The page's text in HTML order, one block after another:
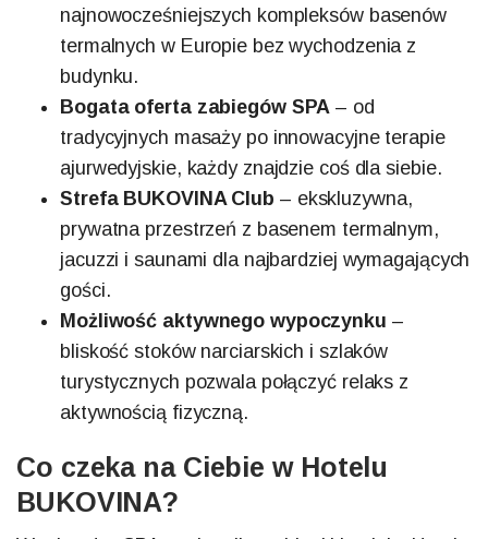
najnowocześniejszych kompleksów basenów
termalnych w Europie bez wychodzenia z
budynku.
Bogata oferta zabiegów SPA – od
tradycyjnych masaży po innowacyjne terapie
ajurwedyjskie, każdy znajdzie coś dla siebie.
Strefa BUKOVINA Club – ekskluzywna,
prywatna przestrzeń z basenem termalnym,
jacuzzi i saunami dla najbardziej wymagających
gości.
Możliwość aktywnego wypoczynku –
bliskość stoków narciarskich i szlaków
turystycznych pozwala połączyć relaks z
aktywnością fizyczną.
Co czeka na Ciebie w Hotelu
BUKOVINA?